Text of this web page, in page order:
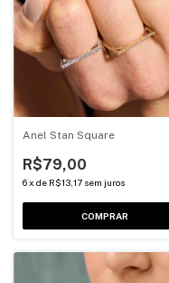
Anel Stan Square
R$79,00
6x de R$13,17 sem juros
COMPRAR